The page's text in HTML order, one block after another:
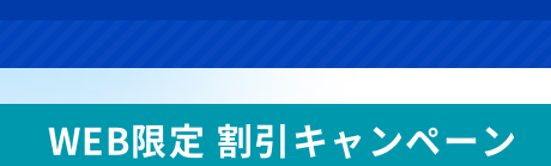
WEB限定 割引キャンペーン